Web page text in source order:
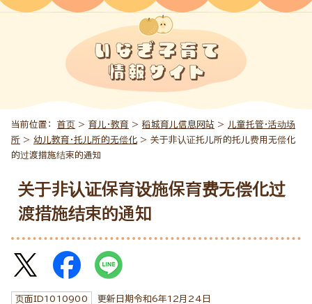
当前位置： 首页 > 育儿・教育 > 稻城育儿信息网站 > 儿童托管・活动场
所 > 幼儿教育・托儿所的无偿化 > 关于非认证托儿所的托儿费用无偿化
的过渡措施结束的通知
关于非认证保育设施保育费无偿化过
渡措施结束的通知
页面ID1010900 更新日期令和6年12月 24 日